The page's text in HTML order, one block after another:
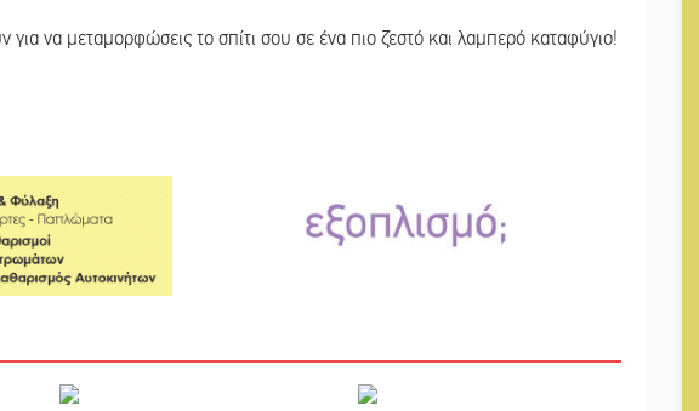
για να μεταμορφώσεις το σπίτι σου σε ένα πιο ζεστό και λαμπερό καταφύγιο!